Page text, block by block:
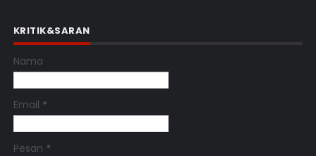
KRITIK&SARAN
Nama
Email *
Pesan *